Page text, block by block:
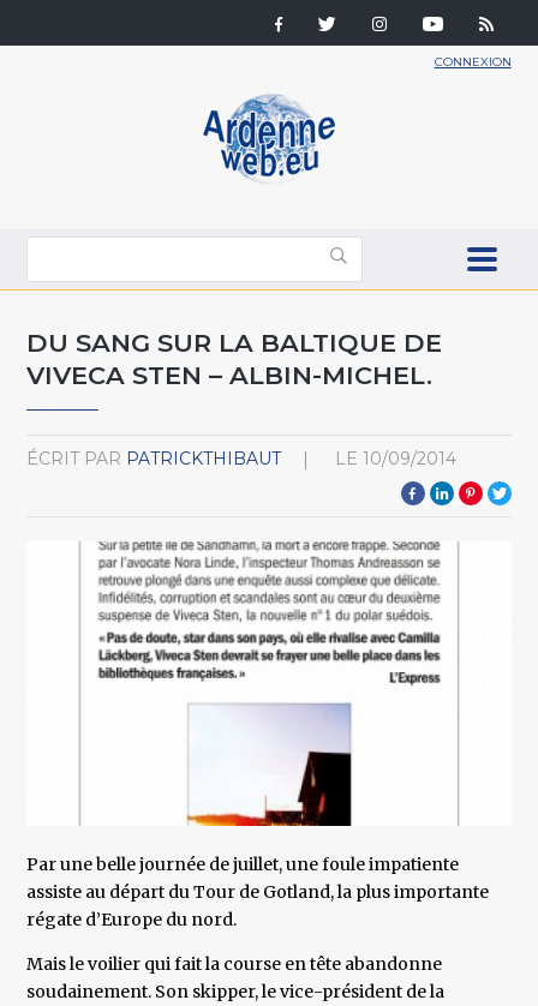
CONNEXION
DU SANG SUR LA BALTIQUE DE
VIVECA STEN – ALBIN-MICHEL.
ÉCRIT PAR PATRICKTHIBAUT LE 10/09/2014
Par une belle journée de juillet, une foule impatiente
assiste au départ du Tour de Gotland, la plus importante
régate d’Europe du nord.
Mais le voilier qui fait la course en tête abandonne
soudainement. Son skipper, le vice-président de la